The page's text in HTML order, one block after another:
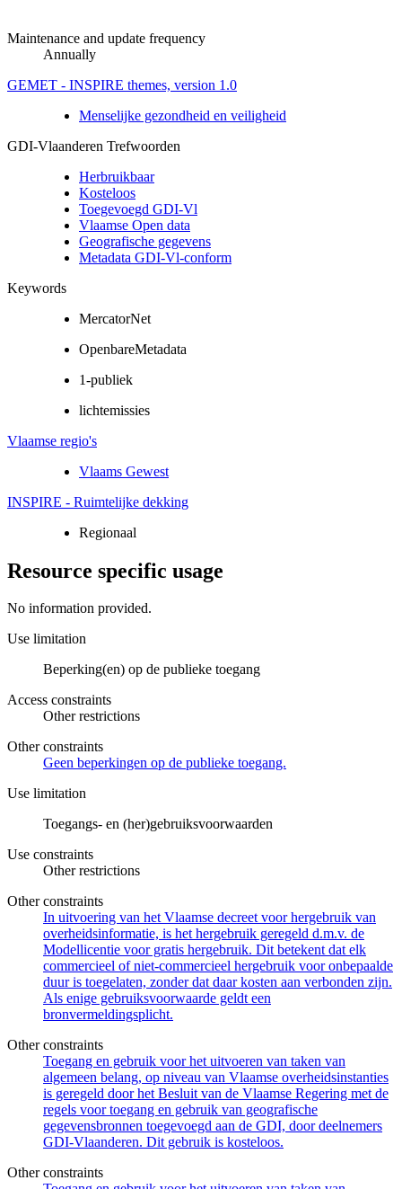
Maintenance and update frequency
Annually
GEMET - INSPIRE themes, version 1.0
Menselijke gezondheid en veiligheid
GDI-Vlaanderen Trefwoorden
Herbruikbaar
Kosteloos
Toegevoegd GDI-Vl
Vlaamse Open data
Geografische gegevens
Metadata GDI-Vl-conform
Keywords
MercatorNet
OpenbareMetadata
1-publiek
lichtemissies
Vlaamse regio's
Vlaams Gewest
INSPIRE - Ruimtelijke dekking
Regionaal
Resource specific usage
No information provided.
Use limitation
Beperking(en) op de publieke toegang
Access constraints
Other restrictions
Other constraints
Geen beperkingen op de publieke toegang.
Use limitation
Toegangs- en (her)gebruiksvoorwaarden
Use constraints
Other restrictions
Other constraints
In uitvoering van het Vlaamse decreet voor hergebruik van
overheidsinformatie, is het hergebruik geregeld d.m.v. de
Modellicentie voor gratis hergebruik. Dit betekent dat elk
commercieel of niet-commercieel hergebruik voor onbepaalde
duur is toegelaten, zonder dat daar kosten aan verbonden zijn.
Als enige gebruiksvoorwaarde geldt een
bronvermeldingsplicht.
Other constraints
Toegang en gebruik voor het uitvoeren van taken van
algemeen belang, op niveau van Vlaamse overheidsinstanties
is geregeld door het Besluit van de Vlaamse Regering met de
regels voor toegang en gebruik van geografische
gegevensbronnen toegevoegd aan de GDI, door deelnemers
GDI-Vlaanderen. Dit gebruik is kosteloos.
Other constraints